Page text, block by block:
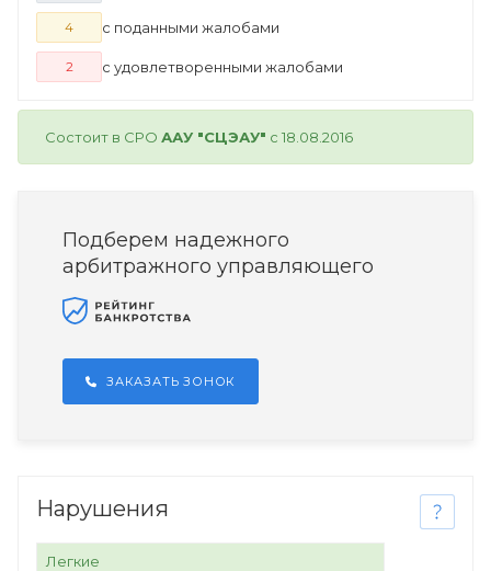
4 с поданными жалобами
2 с удовлетворенными жалобами
Состоит в СРО ААУ "СЦЭАУ" с 18.08.2016
Подберем надежного
арбитражного управляющего
ЗАКАЗАТЬ ЗОНОК
Нарушения
Легкие